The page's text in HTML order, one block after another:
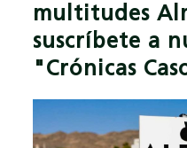
multitudes
suscríbete a
"Crónicas